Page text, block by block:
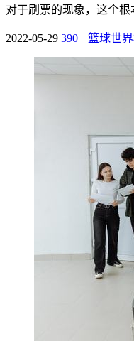
对于刷票的现象，这个根
2022-05-29 390 篮球世